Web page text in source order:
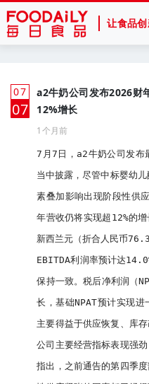
让食品创
07
月
07
a2牛奶公司发布2026财
12%增长
1个月前
7月7日，a2牛奶公司发布
当中披露，尽管中标婴幼
素叠加影响出现阶段性供
年营收仍将实现超12%的
新西兰元（折合人民币
EBITDA利润率预计达
保持一致。税后净利润（
长，基础NPAT预计实现进
主要得益于供应恢复、库
公司主要经营指标表现强
指出，之前通告的第四季